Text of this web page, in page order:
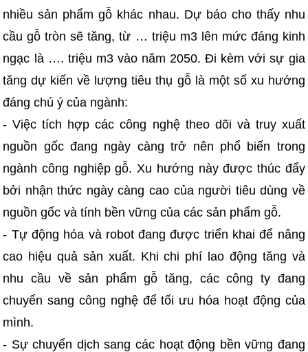
nhiều sản phẩm gỗ khác nhau. Dự báo cho thấy nhu
cầu gỗ tròn sẽ tăng, từ … triệu m3 lên mức đáng kinh
ngạc là …. triệu m3 vào năm 2050. Đi kèm với sự gia
tăng dự kiến về lượng tiêu thụ gỗ là một số xu hướng
đáng chú ý của ngành:
- Việc tích hợp các công nghệ theo dõi và truy xuất
nguồn gốc đang ngày càng trở nên phổ biến trong
ngành công nghiệp gỗ. Xu hướng này được thúc đẩy
bởi nhận thức ngày càng cao của người tiêu dùng về
nguồn gốc và tính bền vững của các sản phẩm gỗ.
- Tự động hóa và robot đang được triển khai để nâng
cao hiệu quả sản xuất. Khi chi phí lao động tăng và
nhu cầu về sản phẩm gỗ tăng, các công ty đang
chuyển sang công nghệ để tối ưu hóa hoạt động của
mình.
- Sự chuyển dịch sang các hoạt động bền vững đang